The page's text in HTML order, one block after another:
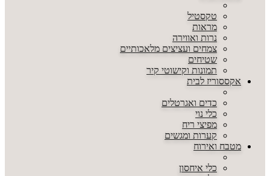
טקסטיל
מראות
נרות ואווירה
צמחים ועציצים מלאכותיים
שטיחים
תמונות וקישוטי קיר
אקססוריז לבית
כדים ואגרטלים
כלי נוי
מפיצי ריח
קערות ומגשים
מטבח ואירוח
כלי איחסון